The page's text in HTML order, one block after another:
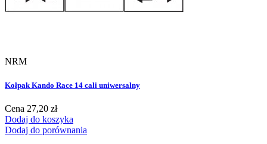
NRM
Kołpak Kando Race 14 cali uniwersalny
Cena 27,20 zł
Dodaj do koszyka
Dodaj do porównania